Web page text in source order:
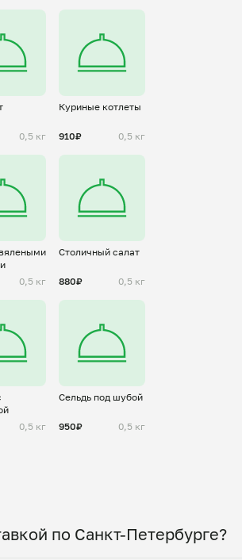
0,5 кг
Куриные котлеты
910₽ 0,5 кг
0,5 кг
Столичный салат
880₽ 0,5 кг
0,5 кг
Сельдь под шубой
950₽ 0,5 кг
по Санкт-Петербурге?